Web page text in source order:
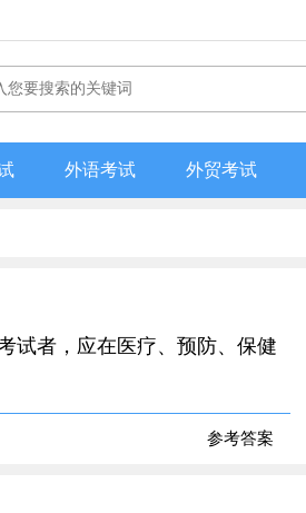
外语考试 外贸考试
试者，应在医疗、预防、保健
参考答案